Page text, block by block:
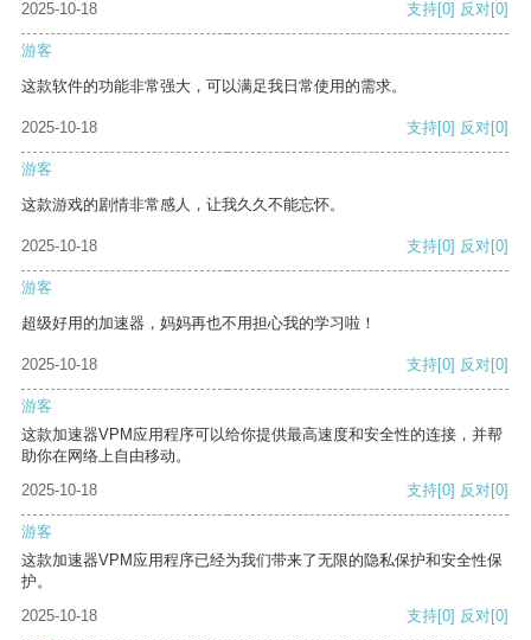
2025-10-18
支持[0] 反对[0]
游客
这款软件的功能非常强大，可以满足我日常使用的需求。
2025-10-18 支持[0] 反对[0]
游客
这款游戏的剧情非常感人，让我久久不能忘怀。
2025-10-18 支持[0] 反对[0]
游客
超级好用的加速器，妈妈再也不用担心我的学习啦！
2025-10-18 支持[0] 反对[0]
游客
这款加速器VPM应用程序可以给你提供最高速度和安全性的连接，并帮
助你在网络上自由移动。
2025-10-18
支持[0] 反对[0]
游客
这款加速器VPM应用程序已经为我们带来了无限的隐私保护和安全性保
护。
2025-10-18
支持[0] 反对[0]